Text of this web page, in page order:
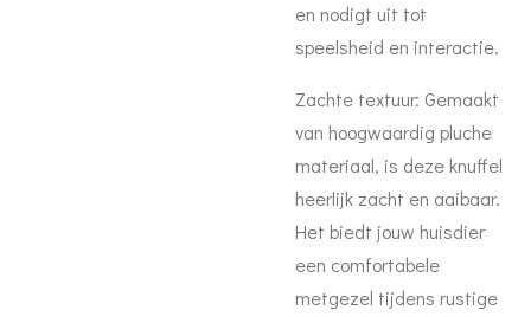
en nodigt uit tot
speelsheid en interactie.
Zachte textuur: Gemaakt
van hoogwaardig pluche
materiaal, is deze knuffel
heerlijk zacht en aaibaar.
Het biedt jouw huisdier
een comfortabele
metgezel tijdens rustige